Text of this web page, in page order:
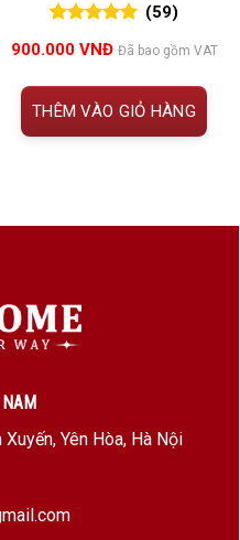
đánh giá
(59)
900.000 VNĐ Đã bao gồm VAT
THÊM VÀO GIỎ HÀNG
Yên Hòa, Hà Nội